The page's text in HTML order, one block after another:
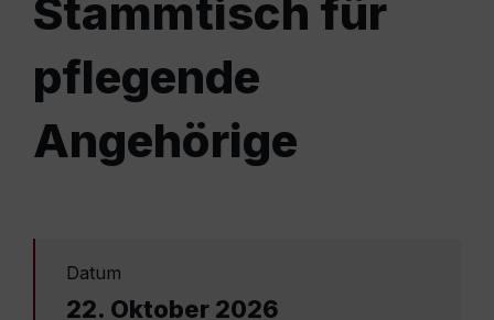
Stammtisch für
pflegende
Angehörige
Datum
22. Oktober 2026